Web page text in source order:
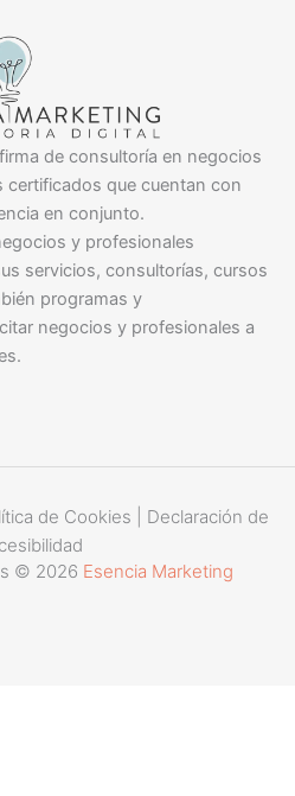
de consultoría en negocios
que cuentan con
en conjunto.
y profesionales
servicios, consultorías, cursos
programas y
negocios y profesionales a
de Cookies
Declaración de
© 2026 Esencia Marketing